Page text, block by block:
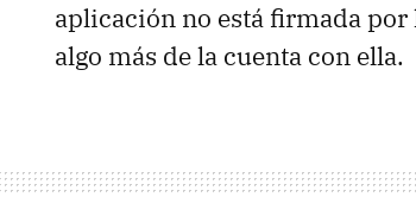
aplicación no está firmada
algo más de la cuenta con ella.